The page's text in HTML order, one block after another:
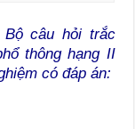
câu hỏi trắc
thông hạng II
có đáp án: